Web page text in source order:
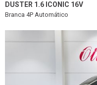
DUSTER 1.6 ICONIC 16V
Branca 4P Automático